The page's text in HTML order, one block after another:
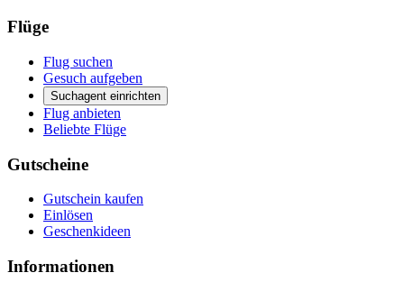
Flüge
Flug suchen
Gesuch aufgeben
Suchagent einrichten
Flug anbieten
Beliebte Flüge
Gutscheine
Gutschein kaufen
Einlösen
Geschenkideen
Informationen